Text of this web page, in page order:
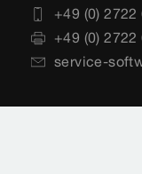
+49 (0)
+49 (0) 2722
service-